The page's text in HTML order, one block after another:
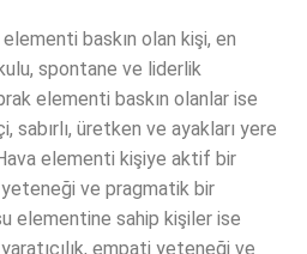
baskın olan kişi, en
spontane ve liderlik
elementi baskın olanlar ise
sabırlı, üretken ve ayakları yere
elementi kişiye aktif bir
yeteneği ve pragmatik bir
elementine sahip kişiler ise
empati yeteneği ve